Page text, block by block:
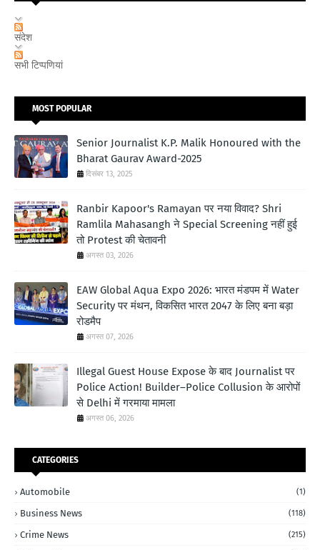
संदेश
सभी टिप्पणियां
MOST POPULAR
Senior Journalist K.P. Malik Honoured with the
Bharat Gaurav Award-2025
दिसंबर 13, 2025
Ranbir Kapoor's Ramayan पर नया विवाद? Shri
Ramlila Mahasangh ने Special Screening नहीं हुई
तो Protest की चेतावनी
अगस्त 03, 2026
EAW Global Aqua Expo 2026: भारत मंडपम में Water
Security पर मंथन, विकसित भारत 2047 के लिए बना बड़ा
रोडमैप
अगस्त 07, 2026
Illegal Guest House Expose के बाद Journalist पर
Police Action! Builder–Police Collusion के आरोपों
से Delhi में गरमाया मामला
अगस्त 06, 2026
CATEGORIES
Automobile (1)
Business News (118)
Crime News (215)